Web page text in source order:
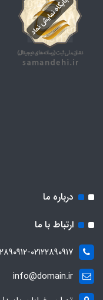
درباره ما
ارتباط با ما
۰۲۱۲۲۸۹۰۹۱۲-
info@domain.ir